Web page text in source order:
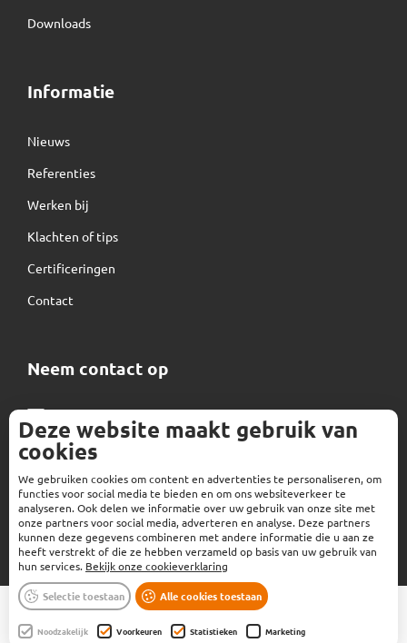
Deze website maakt gebruik van
cookies
We gebruiken cookies om content en advertenties te personaliseren, om
functies voor social media te bieden en om ons websiteverkeer te
analyseren. Ook delen we informatie over uw gebruik van onze site met
onze partners voor social media, adverteren en analyse. Deze partners
kunnen deze gegevens combineren met andere informatie die u aan ze
heeft verstrekt of die ze hebben verzameld op basis van uw gebruik van
hun services. Bekijk onze cookieverklaring
Selectie toestaan Alle cookies toestaan
Noodzakelijk Voorkeuren Statistieken Marketing
Downloads
Informatie
Nieuws
Referenties
Werken bij
Klachten of tips
Certificeringen
Contact
Neem contact op
Normec Kalsbeek
info-kalsbeek@normecgroup.com
+31 592 35 00 00
Algemene voorwaarden | Privacyverklaring
Verwerkersovereenkomst | Cookieverklaring